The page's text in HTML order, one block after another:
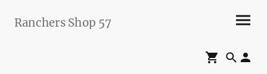
Ranchers Shop 57